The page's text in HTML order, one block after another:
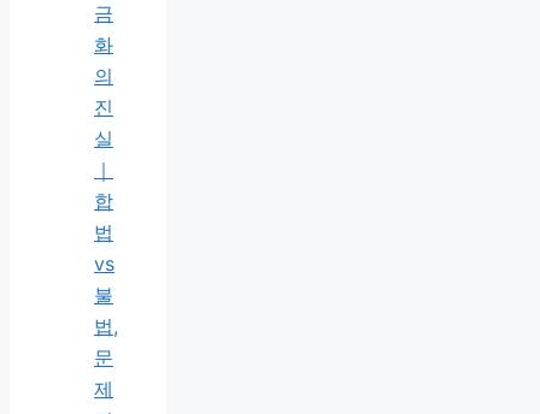
금
화
의
진
실
｜
합
법
vs
불
법,
문
제